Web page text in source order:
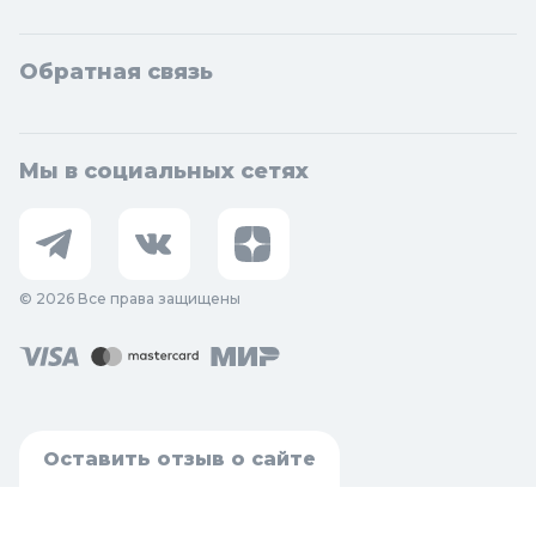
Обратная связь
Мы в социальных сетях
© 2026 Все права защищены
Оставить отзыв о сайте